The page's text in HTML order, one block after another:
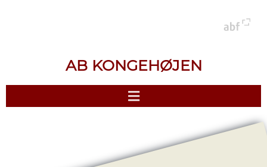
AB KONGEHØJEN